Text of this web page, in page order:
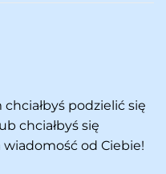
podzielić się
chciałbyś się
od Ciebie!